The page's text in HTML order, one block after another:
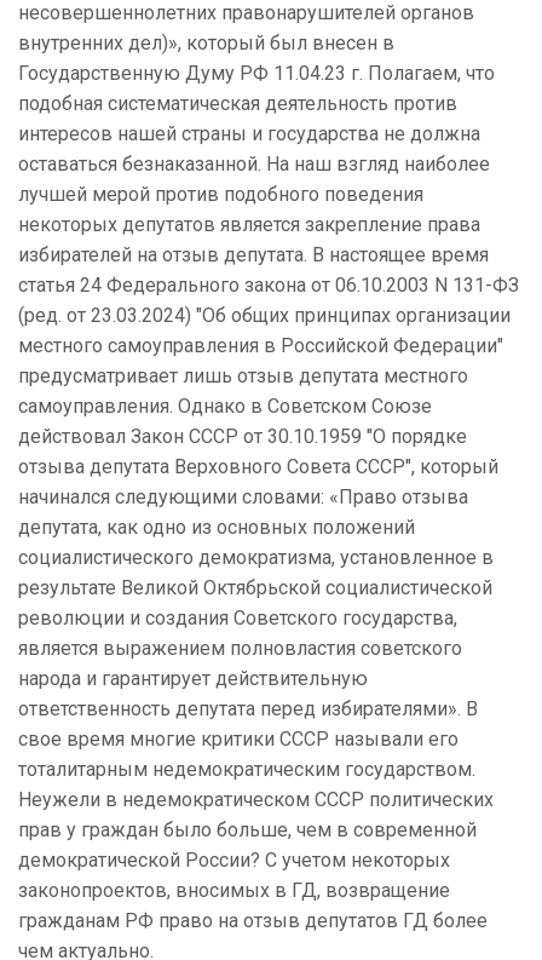
несовершеннолетних правонарушителей органов
внутренних дел)», который был внесен в
Государственную Думу РФ 11.04.23 г. Полагаем, что
подобная систематическая деятельность против
интересов нашей страны и государства не должна
оставаться безнаказанной. На наш взгляд наиболее
лучшей мерой против подобного поведения
некоторых депутатов является закрепление права
избирателей на отзыв депутата. В настоящее время
статья 24 Федерального закона от 06.10.2003 N 131-ФЗ
(ред. от 23.03.2024) "Об общих принципах организации
местного самоуправления в Российской Федерации"
предусматривает лишь отзыв депутата местного
самоуправления. Однако в Советском Союзе
действовал Закон СССР от 30.10.1959 "О порядке
отзыва депутата Верховного Совета СССР", который
начинался следующими словами: «Право отзыва
депутата, как одно из основных положений
социалистического демократизма, установленное в
результате Великой Октябрьской социалистической
революции и создания Советского государства,
является выражением полновластия советского
народа и гарантирует действительную
ответственность депутата перед избирателями». В
свое время многие критики СССР называли его
тоталитарным недемократическим государством.
Неужели в недемократическом СССР политических
прав у граждан было больше, чем в современной
демократической России? С учетом некоторых
законопроектов, вносимых в ГД, возвращение
гражданам РФ право на отзыв депутатов ГД более
чем актуально.